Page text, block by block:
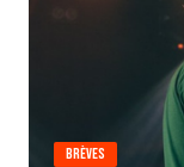
Brèves